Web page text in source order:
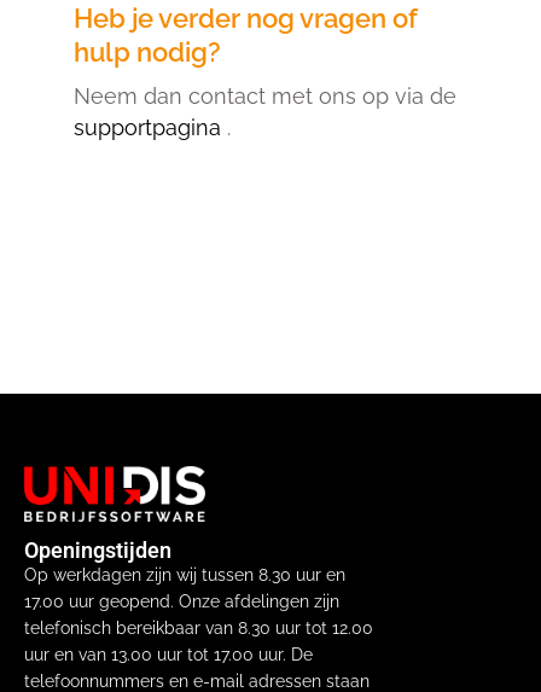
Heb je verder nog vragen of
hulp nodig?
Neem dan contact met ons op via de
supportpagina .
Openingstijden
Op werkdagen zijn wij tussen 8.30 uur en
17.00 uur geopend. Onze afdelingen zijn
telefonisch bereikbaar van 8.30 uur tot 12.00
uur en van 13.00 uur tot 17.00 uur. De
telefoonnummers en e-mail adressen staan